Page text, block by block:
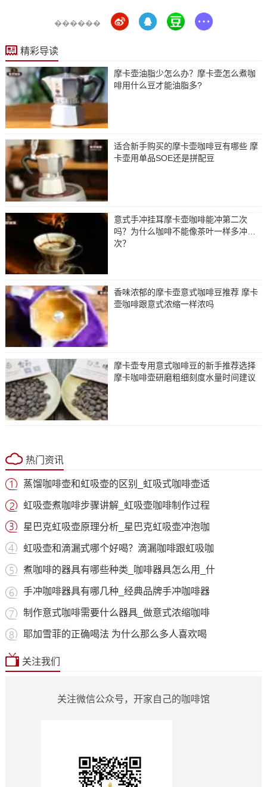
������
精彩导读
摩卡壶油脂少怎么办？摩卡壶怎么煮咖
啡用什么豆才能油脂多?
适合新手购买的摩卡壶咖啡豆有哪些 摩
卡壶用单品SOE还是拼配豆
意式手冲挂耳摩卡壶咖啡能冲第二次
吗？为什么咖啡不能像茶叶一样多冲几
次？
香味浓郁的摩卡壶意式咖啡豆推荐 摩卡
壶咖啡跟意式浓缩一样浓吗
摩卡壶专用意式咖啡豆的新手推荐选择
摩卡咖啡壶研磨粗细刻度水量时间建议
热门资讯
蒸馏咖啡壶和虹吸壶的区别_虹吸式咖啡壶适
虹吸壶煮咖啡步骤讲解_虹吸壶咖啡制作过程
星巴克虹吸壶原理分析_星巴克虹吸壶冲泡咖
虹吸壶和滴漏式哪个好喝？滴漏咖啡跟虹吸咖
煮咖啡的器具有哪些种类_咖啡器具怎么用_什
手冲咖啡器具有哪几种_经典品牌手冲咖啡器
制作意式咖啡需要什么器具_做意式浓缩咖啡
耶加雪菲的正确喝法 为什么那么多人喜欢喝
关注我们
关注微信公众号，开家自己的咖啡馆